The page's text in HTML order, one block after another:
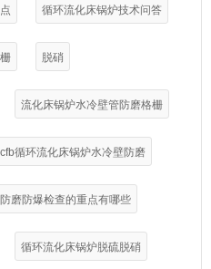
循环流化床锅炉技术问答
脱硝
流化床锅炉水冷壁管防磨格栅
cfb循环流化床锅炉水冷壁防磨
磨防爆检查的重点有哪些
循环流化床锅炉脱硫脱硝